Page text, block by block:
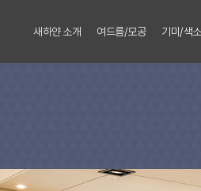
새하얀 소개 여드름/모공 기미/색소